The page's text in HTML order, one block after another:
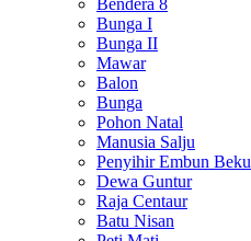
Bendera 8
Bunga I
Bunga II
Mawar
Balon
Bunga
Pohon Natal
Manusia Salju
Penyihir Embun Beku
Dewa Guntur
Raja Centaur
Batu Nisan